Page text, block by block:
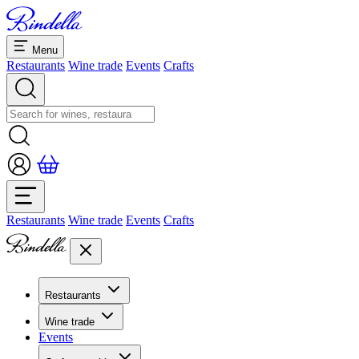
Menu
Restaurants Wine trade Events Crafts
Restaurants Wine trade Events Crafts
Restaurants
Overview restaurants
Banquets & seminars
Dolcezze
Wine trade
Overview
Events